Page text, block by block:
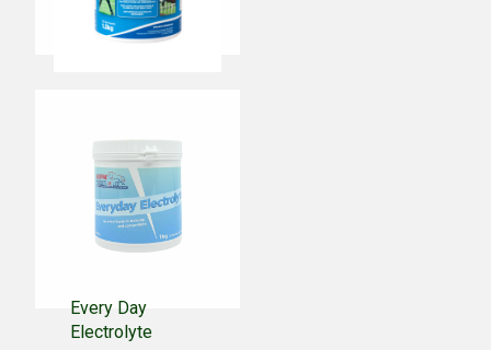
10kg CHF 138,00
Ajouter au
panier
Every Day
Electrolyte